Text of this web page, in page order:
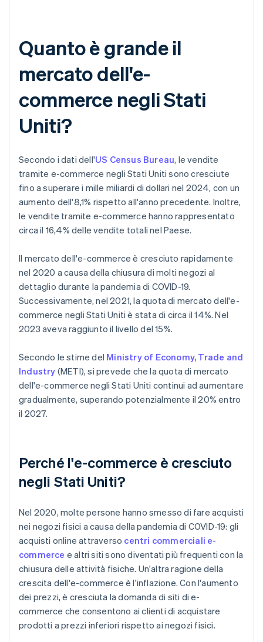
Quanto è grande il
mercato dell'e-
commerce negli Stati
Uniti?
Secondo i dati dell'US Census Bureau, le vendite
tramite e-commerce negli Stati Uniti sono cresciute
fino a superare i mille miliardi di dollari nel 2024, con un
aumento dell'8,1% rispetto all'anno precedente. Inoltre,
le vendite tramite e-commerce hanno rappresentato
circa il 16,4% delle vendite totali nel Paese.
Il mercato dell'e-commerce è cresciuto rapidamente
nel 2020 a causa della chiusura di molti negozi al
dettaglio durante la pandemia di COVID-19.
Successivamente, nel 2021, la quota di mercato dell'e-
commerce negli Stati Uniti è stata di circa il 14%. Nel
2023 aveva raggiunto il livello del 15%.
Secondo le stime del Ministry of Economy, Trade and
Industry (METI), si prevede che la quota di mercato
dell'e-commerce negli Stati Uniti continui ad aumentare
gradualmente, superando potenzialmente il 20% entro
il 2027.
Perché l'e-commerce è cresciuto
negli Stati Uniti?
Nel 2020, molte persone hanno smesso di fare acquisti
nei negozi fisici a causa della pandemia di COVID-19: gli
acquisti online attraverso centri commerciali e-
commerce e altri siti sono diventati più frequenti con la
chiusura delle attività fisiche. Un'altra ragione della
crescita dell'e-commerce è l'inflazione. Con l'aumento
dei prezzi, è cresciuta la domanda di siti di e-
commerce che consentono ai clienti di acquistare
prodotti a prezzi inferiori rispetto ai negozi fisici.